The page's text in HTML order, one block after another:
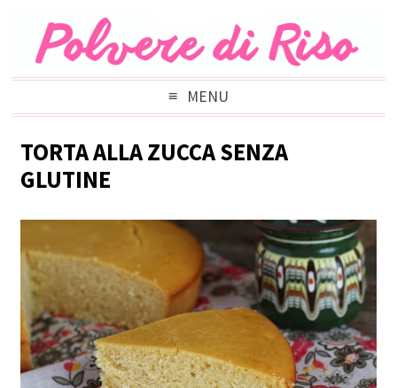
MENU
TORTA ALLA ZUCCA SENZA
GLUTINE